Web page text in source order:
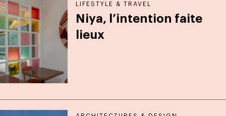
LIFESTYLE & TRAVEL
Niya, l’intention faite
lieux